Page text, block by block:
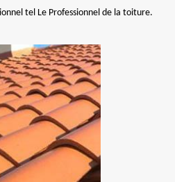
tel Le Professionnel de la toiture.